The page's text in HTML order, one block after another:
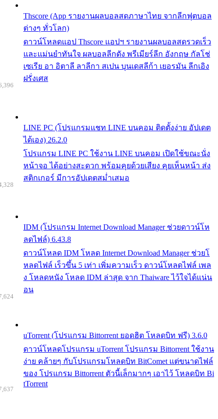
Thscore (App รายงานผลบอลสดภาษาไทย จากลีกฟุตบอล
ต่างๆ ทั่วโลก)
ดาวน์โหลดแอป Thscore แอปฯ รายงานผลบอลสดรวดเร็ว
และแม่นยำทันใจ ผลบอลลีกดัง พรีเมียร์ลีก อังกฤษ กัลโช่
เซเรีย อา อิตาลี ลาลีกา สเปน บุนเดสลีก้า เยอรมัน ลีกเอิง
ฝรั่งเศส
LINE PC (โปรแกรมแชท LINE บนคอม ติดตั้งง่าย อัปเดต
ได้เอง) 26.2.0
โปรแกรม LINE PC ใช้งาน LINE บนคอม เปิดใช้ขณะนั่ง
หน้าจอ ได้อย่างสะดวก พร้อมคุยด้วยเสียง คุยเห็นหน้า ส่ง
สติกเกอร์ มีการอัปเดตสม่ำเสมอ
IDM (โปรแกรม Internet Download Manager ช่วยดาวน์โห
ลดไฟล์) 6.43.8
ดาวน์โหลด IDM โหลด Internet Download Manager ช่วยโ
หลดไฟล์ เร็วขึ้น 5 เท่า เพิ่มความเร็ว ดาวน์โหลดไฟล์ เพล
ง โหลดหนัง โหลด IDM ล่าสุด จาก Thaiware ไว้ใจได้แน่น
อน
uTorrent (โปรแกรม Bittorrent ยอดฮิต โหลดบิท ฟรี) 3.6.0
ดาวน์โหลดโปรแกรม uTorrent โปรแกรม Bittorrent ใช้งาน
ง่าย คล้ายๆ กับโปรแกรมโหลดบิท BitComet แต่ขนาดไฟล์
ของ โปรแกรม Bittorrent ตัวนี้เล็กมากๆ เอาไว้ โหลดบิท Bi
tTorrent